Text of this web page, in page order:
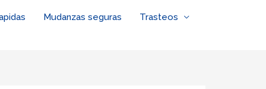
Mudanzas seguras
Trasteos